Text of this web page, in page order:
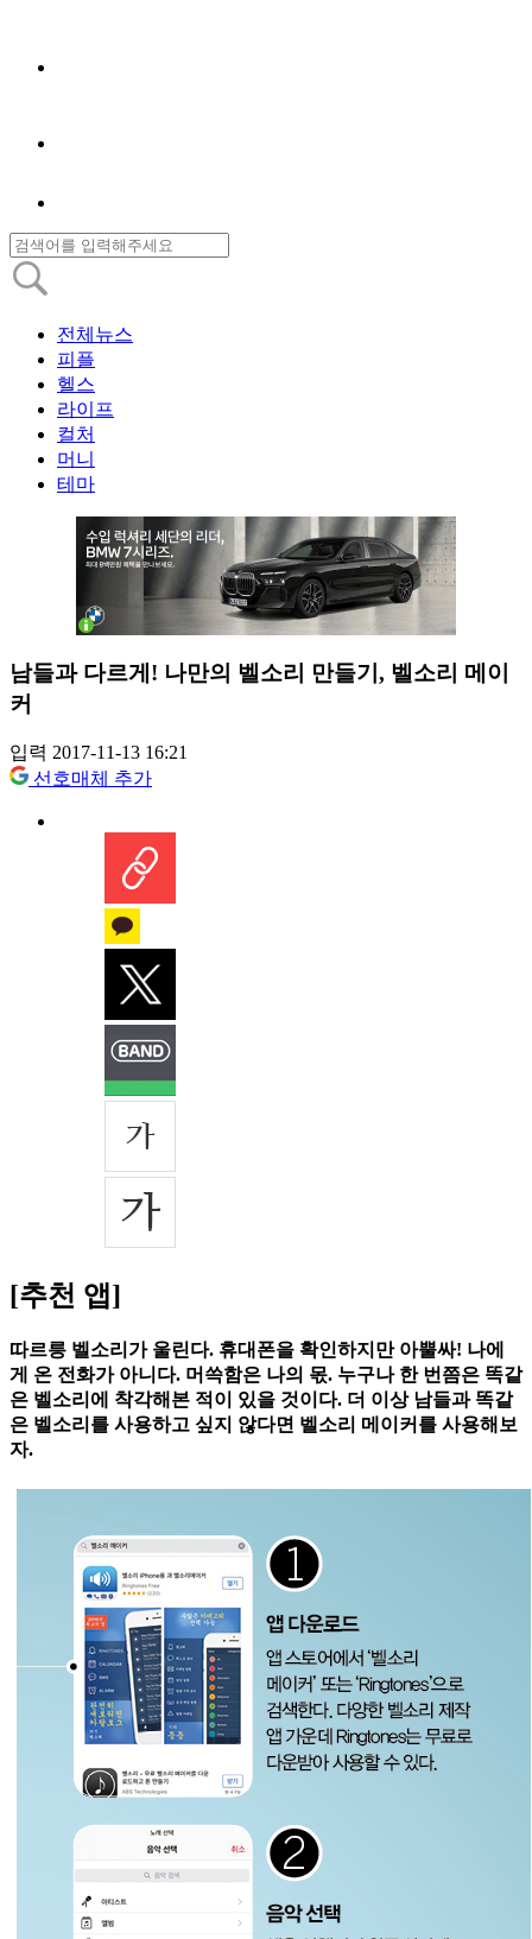
전체뉴스
피플
헬스
라이프
컬처
머니
테마
남들과 다르게! 나만의 벨소리 만들기, 벨소리 메이
커
입력 2017-11-13 16:21
선호매체 추가
[추천 앱]
따르릉 벨소리가 울린다. 휴대폰을 확인하지만 아뿔싸! 나에
게 온 전화가 아니다. 머쓱함은 나의 몫. 누구나 한 번쯤은 똑같
은 벨소리에 착각해본 적이 있을 것이다. 더 이상 남들과 똑같
은 벨소리를 사용하고 싶지 않다면 벨소리 메이커를 사용해보
자.